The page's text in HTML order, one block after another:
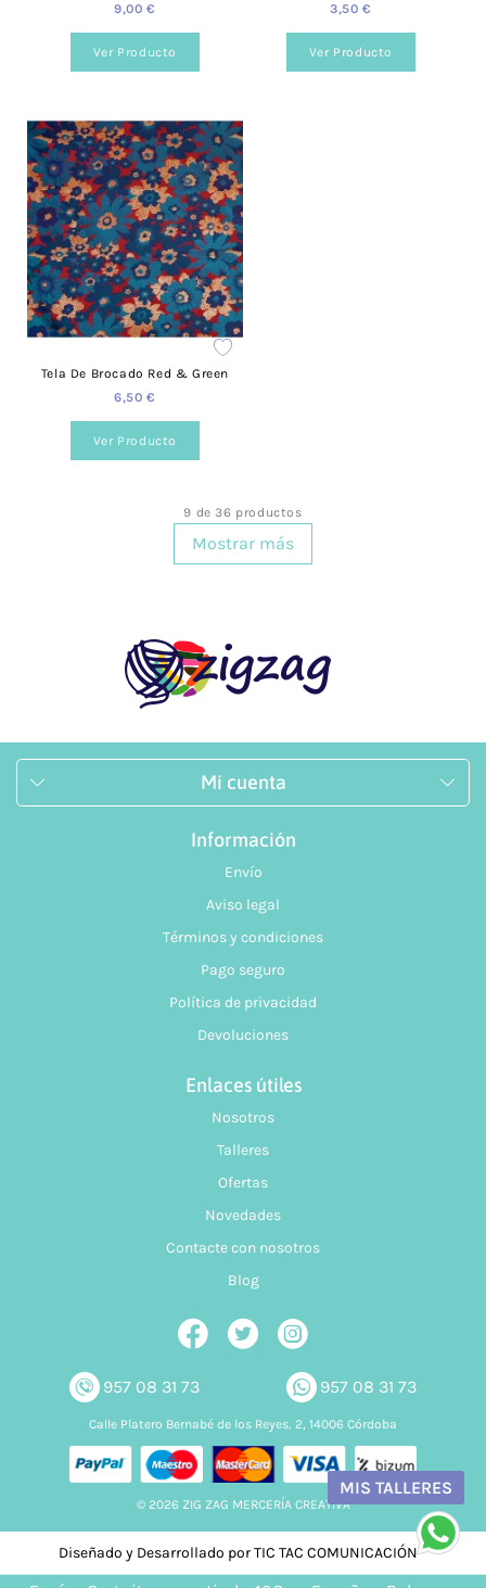
9,00 €
Ver Producto
3,50 €
Ver Producto
Tela De Brocado Red & Green
6,50 €
Ver Producto
9 de 36 productos
Mostrar más
Mi cuenta
Información
Envío
Aviso legal
Términos y condiciones
Pago seguro
Política de privacidad
Devoluciones
Enlaces útiles
Nosotros
Talleres
Ofertas
Novedades
Contacte con nosotros
Blog
957 08 31 73 957 08 31 73
Calle Platero Bernabé de los Reyes, 2, 14006 Córdoba
© 2026 ZIG ZAG MERCERÍA CREATIVA
Diseñado y Desarrollado por TIC TAC COMUNICACIÓN
MIS TALLERES